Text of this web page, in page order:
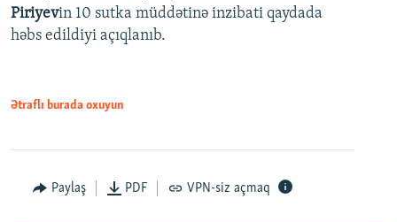
Piriyevin 10 sutka müddətinə inzibati qaydada
həbs edildiyi açıqlanıb.
Ətraflı burada oxuyun
Paylaş PDF VPN-siz açmaq